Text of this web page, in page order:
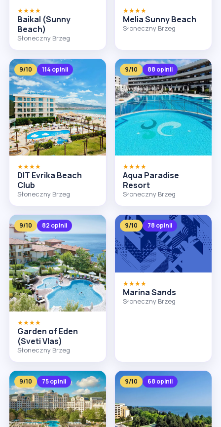
★★★★
Baikal (Sunny
Beach)
Słoneczny Brzeg
★★★★
Melia Sunny Beach
Słoneczny Brzeg
9/10 114 opinii
★★★★
DIT Evrika Beach
Club
Słoneczny Brzeg
9/10 88 opinii
★★★★
Aqua Paradise
Resort
Słoneczny Brzeg
9/10 82 opinii
★★★★
Garden of Eden
(Sveti Vlas)
Słoneczny Brzeg
9/10 78 opinii
★★★★
Marina Sands
Słoneczny Brzeg
9/10 75 opinii 9/10 68 opinii